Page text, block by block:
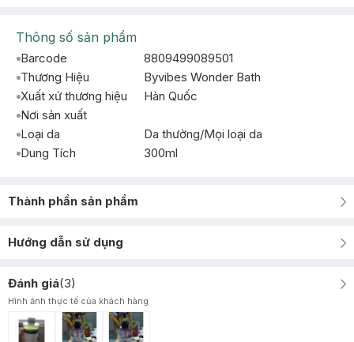
Thông số sản phẩm
Barcode
8809499089501
Thương Hiệu
Byvibes Wonder Bath
Xuất xứ thương hiệu
Hàn Quốc
Nơi sản xuất
Loại da
Da thường/Mọi loại da
Dung Tích
300ml
Thành phần sản phẩm
Hướng dẫn sử dụng
Đánh giá(3)
Hình ảnh thực tế của khách hàng